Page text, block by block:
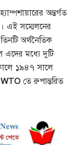
অন্তর্গত
এই সম্মেলনের
অর্থনৈতিক
এদের মধ্যে দুটি
১৯৪৭ সালে
WTO তে রুপান্তরিত